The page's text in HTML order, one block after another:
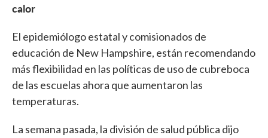
calor
El epidemiólogo estatal y comisionados de
educación de New Hampshire, están recomendando
más flexibilidad en las políticas de uso de cubreboca
de las escuelas ahora que aumentaron las
temperaturas.
La semana pasada, la división de salud pública dijo